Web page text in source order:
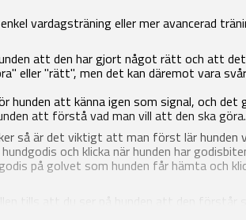
vardagsträning eller mer avancerad
att den har gjort något rätt och att
eller "rätt", men det kan däremot vara
hunden att känna igen som signal, och
att förstå vad man vill att den ska göra.
så är det viktigt att man först lär
och klicka när hunden har
på golvet som hunden får hämta och
tills att du ser på hunden att den